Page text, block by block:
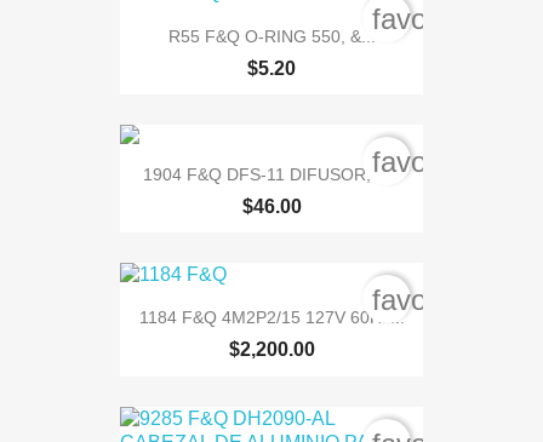
R55 F&Q O-RING 550, &...
$5.20
1904 F&Q DFS-11 DIFUSOR, &...
$46.00
1184 F&Q 4M2P2/15 127V 60Hz...
$2,200.00